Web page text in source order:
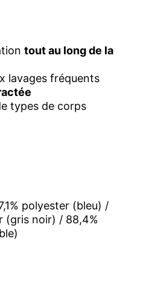
tout au long de la
lavages fréquents
types de corps
polyester (bleu) /
(gris noir) / 88,4%